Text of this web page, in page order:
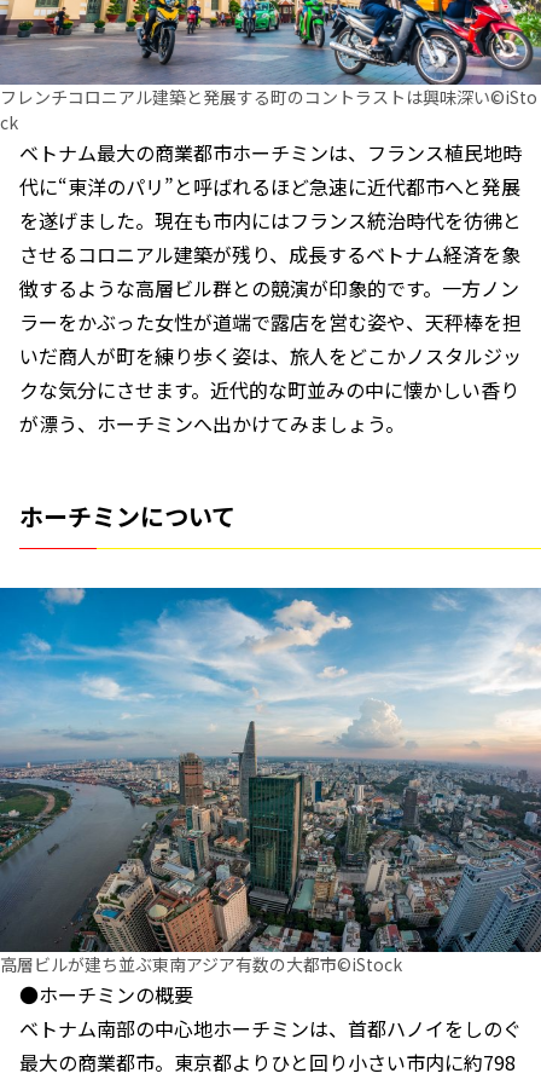
フレンチコロニアル建築と発展する町のコントラストは興味深い©iSto
ck
ベトナム最大の商業都市ホーチミンは、フランス植民地時
代に“東洋のパリ”と呼ばれるほど急速に近代都市へと発展
を遂げました。現在も市内にはフランス統治時代を彷彿と
させるコロニアル建築が残り、成長するベトナム経済を象
徴するような高層ビル群との競演が印象的です。一方ノン
ラーをかぶった女性が道端で露店を営む姿や、天秤棒を担
いだ商人が町を練り歩く姿は、旅人をどこかノスタルジッ
クな気分にさせます。近代的な町並みの中に懐かしい香り
が漂う、ホーチミンへ出かけてみましょう。
ホーチミンについて
高層ビルが建ち並ぶ東南アジア有数の大都市©iStock
●ホーチミンの概要
ベトナム南部の中心地ホーチミンは、首都ハノイをしのぐ
最大の商業都市。東京都よりひと回り小さい市内に約798